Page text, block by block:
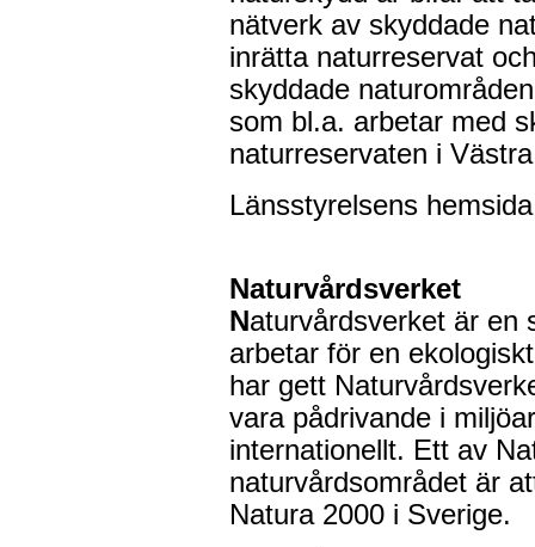
nätverk av skyddade
inrätta naturreservat
skyddade
som bl.a. arbetar med
naturreservaten i
Länsstyrelsens
Naturvårdsverket
Naturvårdsverket är en
arbetar för en
har gett
vara pådrivande i
internationellt. Ett av
naturvårdsområdet är
Natura 2000 i Sverige.